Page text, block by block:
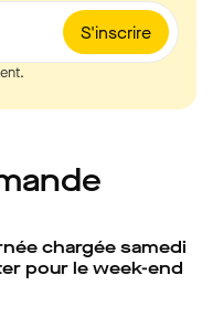
S'inscrire
chargée samedi
pour le week-end